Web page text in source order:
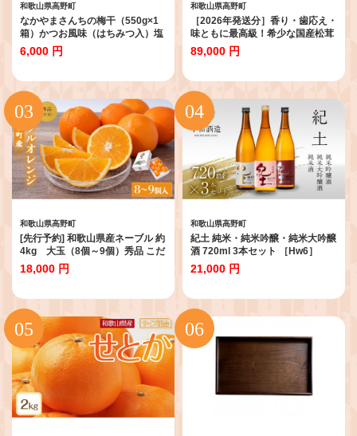
和歌山県高野町
なかやまさんちの梅干（550g×1
箱）かつお風味（はちみつ入）塩
分5％【訳あり】【つぶれ梅】
6,000 円
和歌山県高野町
［2026年発送分］香り・歯応え・
味ともに最高級！希少な国産松茸
「高野松茸」200g［化粧箱入］
［MG92］
89,000 円
和歌山県高野町
[先行予約] 和歌山県産ネーブル 約
4kg 大玉（8個～9個）秀品 こだ
わり農家厳選 ［KG35］
18,000 円
和歌山県高野町
紀土 純米・純米吟醸・純米大吟醸
酒 720ml 3本セット ［Hw6］
21,000 円